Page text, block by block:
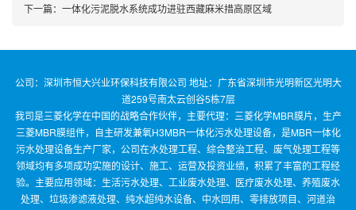
下一篇： 一体化污泥脱水系统成功进驻西藏麻米措高原区域
公司：深圳市恒大兴业环保科技有限公司 地址：广东省深圳市光明新区光明大
道259号南太云创谷5栋7层
我司是三菱化学在中国的战略合作伙伴，主要代理：三菱化学MBR膜片，生产
三菱MBR膜组件，自主研发兼氧H3MBR一体化污水处理设备，是MBR一体化
污水处理设备生产厂家，公司在水处理工程、综合整治工程、废气处理工程等
领域均有多项成功实施的设计、施工、运营及投资业绩，积累了丰富的工程经
验。主要应用领域：生活污水处理、工业废水处理、医疗废水处理、养殖废水
处理、垃圾渗滤液处理、纯水超纯水设备、中水回用、零排放项目、河道治